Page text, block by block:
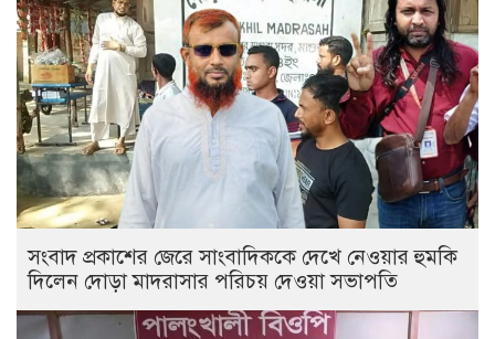
সংবাদ প্রকাশের জেরে সাংবাদিককে দেখে নেওয়ার হুমকি
দিলেন দোড়া মাদরাসার পরিচয় দেওয়া সভাপতি